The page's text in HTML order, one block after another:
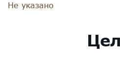
Не указано